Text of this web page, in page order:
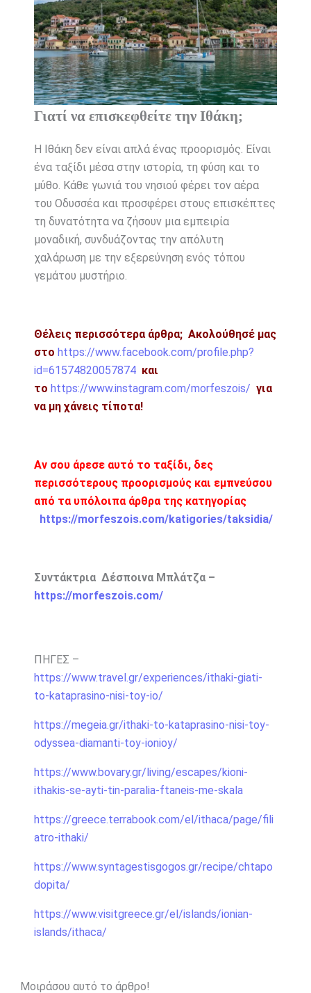
Γιατί να επισκεφθείτε την Ιθάκη;
Η Ιθάκη δεν είναι απλά ένας προορισμός. Είναι
ένα ταξίδι μέσα στην ιστορία, τη φύση και το
μύθο. Κάθε γωνιά του νησιού φέρει τον αέρα
του Οδυσσέα και προσφέρει στους επισκέπτες
τη δυνατότητα να ζήσουν μια εμπειρία
μοναδική, συνδυάζοντας την απόλυτη
χαλάρωση με την εξερεύνηση ενός τόπου
γεμάτου μυστήριο.
Θέλεις περισσότερα άρθρα; Ακολούθησέ μας
στο https://www.facebook.com/profile.php?
id=61574820057874 και
το https://www.instagram.com/morfeszois/ για
να μη χάνεις τίποτα!
Αν σου άρεσε αυτό το ταξίδι, δες
περισσότερους προορισμούς και εμπνεύσου
από τα υπόλοιπα άρθρα της κατηγορίας
https://morfeszois.com/katigories/taksidia/
Συντάκτρια Δέσποινα Μπλάτζα –
https://morfeszois.com/
ΠΗΓΕΣ –
https://www.travel.gr/experiences/ithaki-giati-
to-kataprasino-nisi-toy-io/
https://megeia.gr/ithaki-to-kataprasino-nisi-toy-
odyssea-diamanti-toy-ionioy/
https://www.bovary.gr/living/escapes/kioni-
ithakis-se-ayti-tin-paralia-ftaneis-me-skala
https://greece.terrabook.com/el/ithaca/page/fili
atro-ithaki/
https://www.syntagestisgogos.gr/recipe/chtapo
dopita/
https://www.visitgreece.gr/el/islands/ionian-
islands/ithaca/
Μοιράσου αυτό το άρθρο!